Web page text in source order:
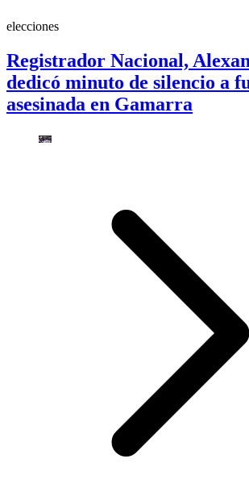
elecciones
Registrador Nacional,
dedicó minuto de silencio a
asesinada en Gamarra